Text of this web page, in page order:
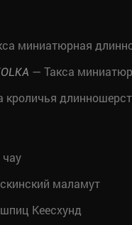
миниатюрная
— Такса
кроличья
маламут
Кеесхунд